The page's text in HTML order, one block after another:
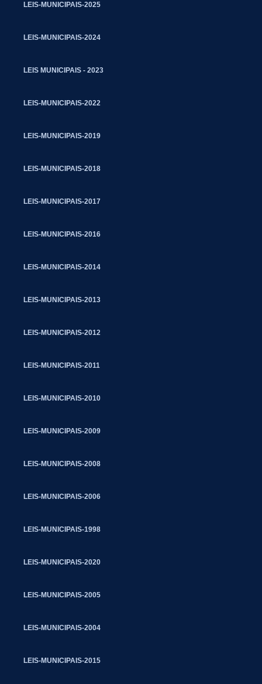
LEIS-MUNICIPAIS-2025
LEIS-MUNICIPAIS-2024
LEIS MUNICIPAIS - 2023
LEIS-MUNICIPAIS-2022
LEIS-MUNICIPAIS-2019
LEIS-MUNICIPAIS-2018
LEIS-MUNICIPAIS-2017
LEIS-MUNICIPAIS-2016
LEIS-MUNICIPAIS-2014
LEIS-MUNICIPAIS-2013
LEIS-MUNICIPAIS-2012
LEIS-MUNICIPAIS-2011
LEIS-MUNICIPAIS-2010
LEIS-MUNICIPAIS-2009
LEIS-MUNICIPAIS-2008
LEIS-MUNICIPAIS-2006
LEIS-MUNICIPAIS-1998
LEIS-MUNICIPAIS-2020
LEIS-MUNICIPAIS-2005
LEIS-MUNICIPAIS-2004
LEIS-MUNICIPAIS-2015